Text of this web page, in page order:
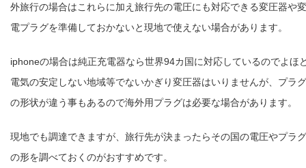
外旅行の場合はこれらに加え旅行先の電圧にも対応できる変圧器や変
電プラグを準備しておかないと現地で使えない場合があります。
iphoneの場合は純正充電器なら世界94カ国に対応しているのでよほ
電気の安定しない地域等でないかぎり変圧器はいりませんが、プラグ
の形状が違う事もあるので海外用プラグは必要な場合があります。
現地でも調達できますが、旅行先が決まったらその国の電圧やプラグ
の形を調べておくのがおすすめです。